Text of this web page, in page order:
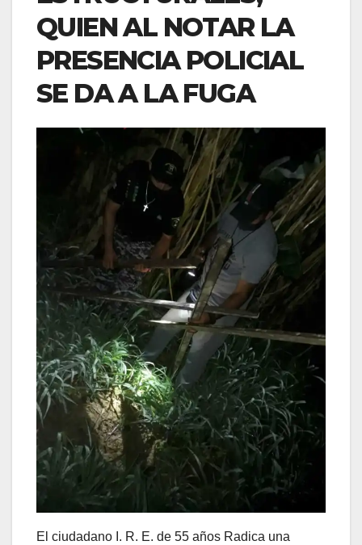
QUIEN AL NOTAR LA
PRESENCIA POLICIAL
SE DA A LA FUGA
El ciudadano I. R. E. de 55 años Radica una